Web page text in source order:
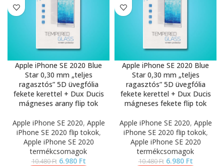
Apple iPhone SE 2020 Blue
Star 0,30 mm „teljes
ragasztós” 5D üvegfólia
fekete kerettel + Dux Ducis
mágneses arany flip tok
Apple iPhone SE 2020, Apple
iPhone SE 2020 flip tokok,
Apple iPhone SE 2020
termékcsomagok
10.480Ft 6.980 Ft
Apple iPhone SE 2020 Blue
Star 0,30 mm „teljes
ragasztós” 5D üvegfólia
fekete kerettel + Dux Ducis
mágneses fekete flip tok
Apple iPhone SE 2020, Apple
iPhone SE 2020 flip tokok,
Apple iPhone SE 2020
termékcsomagok
10.480Ft 6.980 Ft